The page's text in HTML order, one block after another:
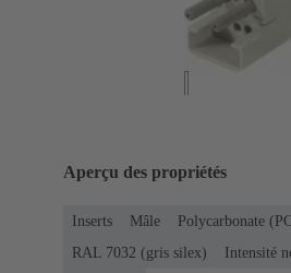
Aperçu des propriétés
Inserts Mâle
Polycarbonate
RAL 7032 (gris silex)
Intensité